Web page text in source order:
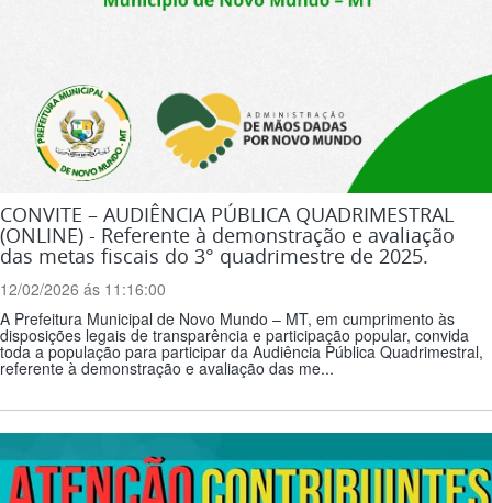
CONVITE – AUDIÊNCIA PÚBLICA QUADRIMESTRAL
(ONLINE) - Referente à demonstração e avaliação
das metas fiscais do 3° quadrimestre de 2025.
12/02/2026 ás 11:16:00
A Prefeitura Municipal de Novo Mundo – MT, em cumprimento às
disposições legais de transparência e participação popular, convida
toda a população para participar da Audiência Pública Quadrimestral,
referente à demonstração e avaliação das me...